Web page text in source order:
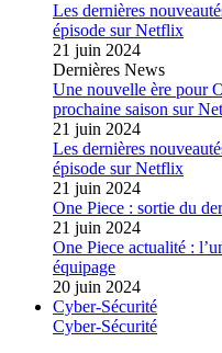
Les dernières
épisode sur Netflix
21 juin 2024
Dernières News
Une nouvelle ère pour
prochaine saison sur
21 juin 2024
Les dernières
épisode sur Netflix
21 juin 2024
One Piece : sortie du
21 juin 2024
One Piece actualité :
équipage
20 juin 2024
Cyber-Sécurité
Cyber-Sécurité